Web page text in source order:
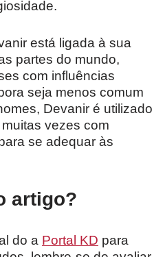
está ligada à sua
partes do mundo,
com influências
seja menos comum
Devanir é utilizado
vezes com
se adequar às
artigo?
do a Portal KD para